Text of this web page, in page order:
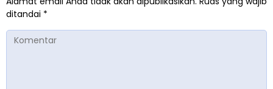
ditandai *